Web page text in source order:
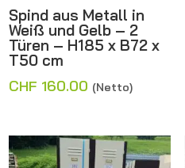
Spind aus Metall in
Weiß und Gelb – 2
Türen – H185 x B72 x
T50 cm
CHF 160.00 (Netto)